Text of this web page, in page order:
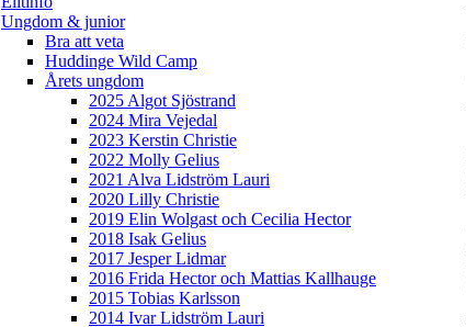
Ungdom & junior
Bra att veta
Huddinge Wild Camp
Årets ungdom
2025 Algot Sjöstrand
2024 Mira Vejedal
2023 Kerstin Christie
2022 Molly Gelius
2021 Alva Lidström Lauri
2020 Lilly Christie
2019 Elin Wolgast och Cecilia Hector
2018 Isak Gelius
2017 Jesper Lidmar
2016 Frida Hector och Mattias Kallhauge
2015 Tobias Karlsson
2014 Ivar Lidström Lauri